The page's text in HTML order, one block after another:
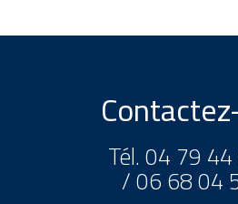
corps en tôles Saint Paul sur
Tél.04 79
/06 68 04